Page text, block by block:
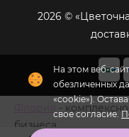
На этом веб-
обезличенных
«cookie»).
свое согласие.
2026 ©
-
бизнеса